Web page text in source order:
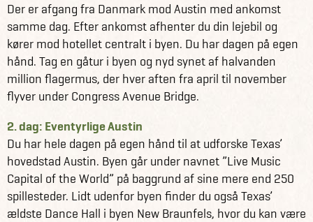
Vi har krydret rejsen og mixet overnatningsstederne så du
kommer til at bo på klassiske hoteller, amerikansk trailer,
vingård, historiske hoteller, B&B, lodge og ranch.
Få information og fakta om USA her
Der er afgang fra Danmark mod Austin med ankomst
samme dag. Efter ankomst afhenter du din lejebil og
kører mod hotellet centralt i byen. Du har dagen på egen
hånd. Tag en gåtur i byen og nyd synet af halvanden
million flagermus, der hver aften fra april til november
flyver under Congress Avenue Bridge.
2. dag: Eventyrlige Austin
Du har hele dagen på egen hånd til at udforske Texas’
hovedstad Austin. Byen går under navnet ”Live Music
Capital of the World” på baggrund af sine mere end 250
spillesteder. Lidt udenfor byen finder du også Texas’
ældste Dance Hall i byen New Braunfels, hvor du kan være